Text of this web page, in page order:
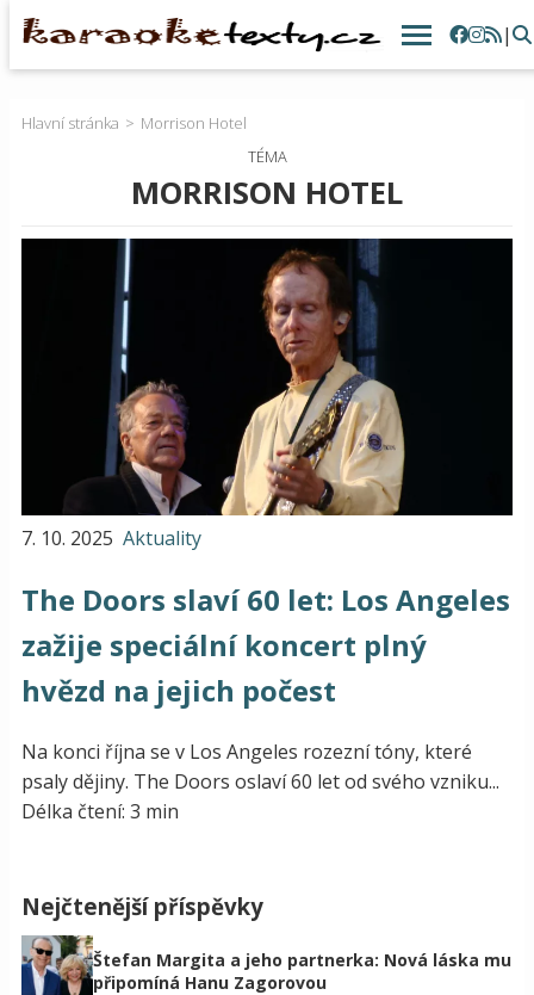
|
Hlavní stránka
Morrison Hotel
TÉMA
MORRISON HOTEL
7. 10. 2025 Aktuality
The Doors slaví 60 let: Los Angeles
zažije speciální koncert plný
hvězd na jejich počest
Na konci října se v Los Angeles rozezní tóny, které
psaly dějiny. The Doors oslaví 60 let od svého vzniku...
Délka čtení: 3 min
Nejčtenější příspěvky
Štefan Margita a jeho partnerka: Nová láska mu
připomíná Hanu Zagorovou